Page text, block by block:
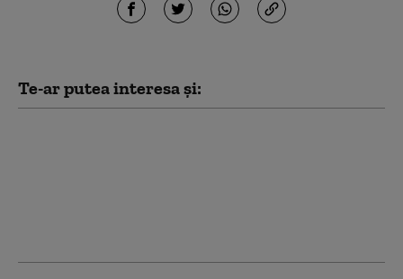
Te-ar putea interesa și: